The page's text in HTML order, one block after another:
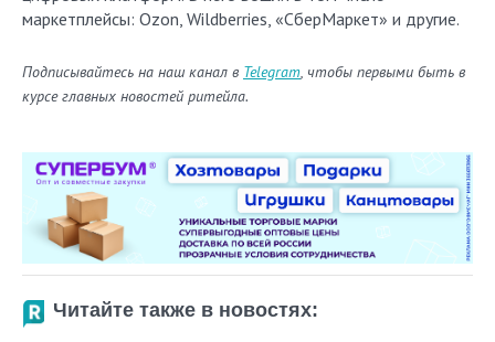
маркетплейсы: Ozon, Wildberries, «СберМаркет» и другие.
Подписывайтесь на наш канал в Telegram, чтобы первыми быть в
курсе главных новостей ритейла.
Читайте также в новостях: